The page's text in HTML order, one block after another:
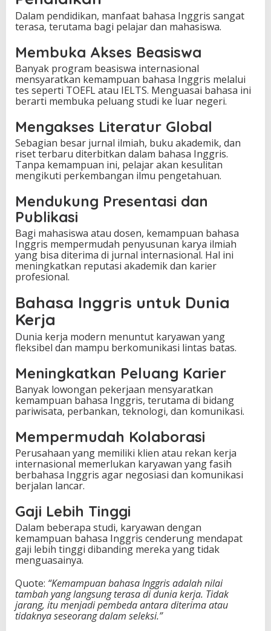
Dalam pendidikan, manfaat bahasa Inggris sangat
terasa, terutama bagi pelajar dan mahasiswa.
Membuka Akses Beasiswa
Banyak program beasiswa internasional
mensyaratkan kemampuan bahasa Inggris melalui
tes seperti TOEFL atau IELTS. Menguasai bahasa ini
berarti membuka peluang studi ke luar negeri.
Mengakses Literatur Global
Sebagian besar jurnal ilmiah, buku akademik, dan
riset terbaru diterbitkan dalam bahasa Inggris.
Tanpa kemampuan ini, pelajar akan kesulitan
mengikuti perkembangan ilmu pengetahuan.
Mendukung Presentasi dan
Publikasi
Bagi mahasiswa atau dosen, kemampuan bahasa
Inggris mempermudah penyusunan karya ilmiah
yang bisa diterima di jurnal internasional. Hal ini
meningkatkan reputasi akademik dan karier
profesional.
Bahasa Inggris untuk Dunia
Kerja
Dunia kerja modern menuntut karyawan yang
fleksibel dan mampu berkomunikasi lintas batas.
Meningkatkan Peluang Karier
Banyak lowongan pekerjaan mensyaratkan
kemampuan bahasa Inggris, terutama di bidang
pariwisata, perbankan, teknologi, dan komunikasi.
Mempermudah Kolaborasi
Perusahaan yang memiliki klien atau rekan kerja
internasional memerlukan karyawan yang fasih
berbahasa Inggris agar negosiasi dan komunikasi
berjalan lancar.
Gaji Lebih Tinggi
Dalam beberapa studi, karyawan dengan
kemampuan bahasa Inggris cenderung mendapat
gaji lebih tinggi dibanding mereka yang tidak
menguasainya.
Quote: “Kemampuan bahasa Inggris adalah nilai
tambah yang langsung terasa di dunia kerja. Tidak
jarang, itu menjadi pembeda antara diterima atau
tidaknya seseorang dalam seleksi.”